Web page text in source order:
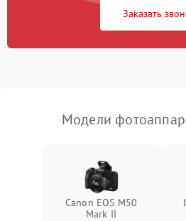
Заказать
Модели
Canon EOS M50
Mark II